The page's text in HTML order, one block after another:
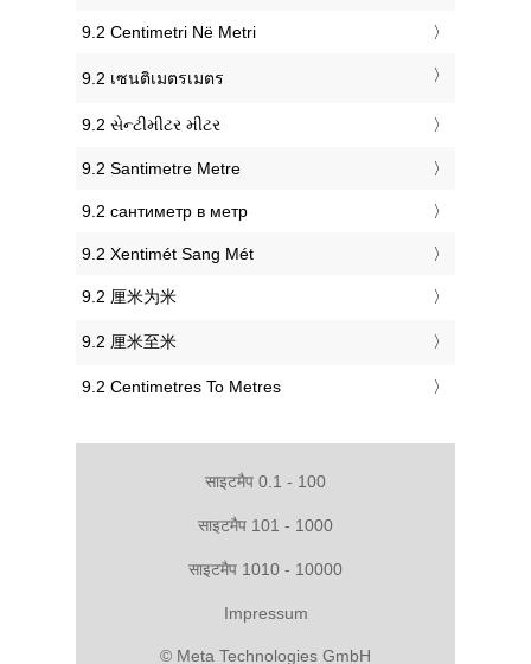
‎9.2 Centimetri Në Metri
‎9.2 เซนติเมตรเมตร
‎9.2 સેન્ટીમીટર મીટર
‎9.2 Santimetre Metre
‎9.2 сантиметр в метр
‎9.2 Xentimét Sang Mét
‎9.2 厘米为米
‎9.2 厘米至米
‎9.2 Centimetres To Metres
साइटमैप 0.1 - 100
साइटमैप 101 - 1000
साइटमैप 1010 - 10000
Impressum
© Meta Technologies GmbH